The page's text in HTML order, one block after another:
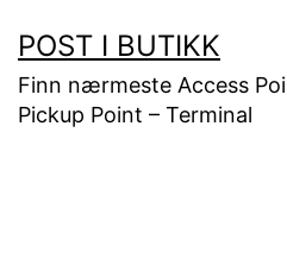
til
innhold
POST I BUTIKK
Finn nærmeste Access
Pickup Point – Terminal